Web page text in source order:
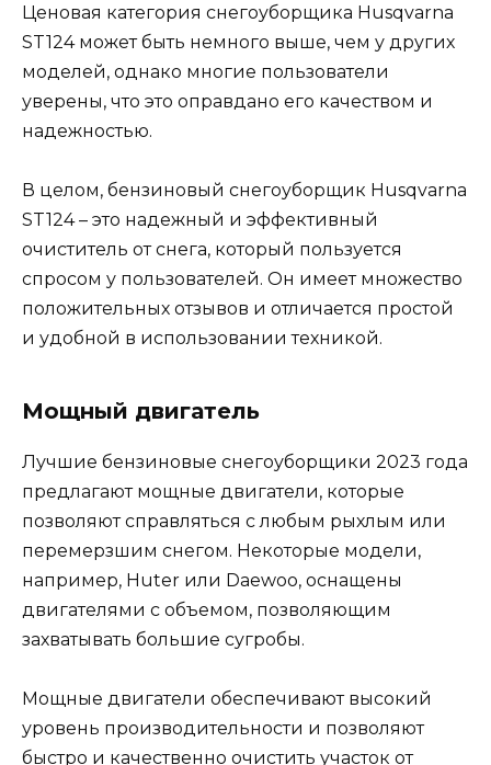
Ценовая категория снегоуборщика Husqvarna
ST124 может быть немного выше, чем у других
моделей, однако многие пользователи
уверены, что это оправдано его качеством и
надежностью.
В целом, бензиновый снегоуборщик Husqvarna
ST124 – это надежный и эффективный
очиститель от снега, который пользуется
спросом у пользователей. Он имеет множество
положительных отзывов и отличается простой
и удобной в использовании техникой.
Мощный двигатель
Лучшие бензиновые снегоуборщики 2023 года
предлагают мощные двигатели, которые
позволяют справляться с любым рыхлым или
перемерзшим снегом. Некоторые модели,
например, Huter или Daewoo, оснащены
двигателями с объемом, позволяющим
захватывать большие сугробы.
Мощные двигатели обеспечивают высокий
уровень производительности и позволяют
быстро и качественно очистить участок от